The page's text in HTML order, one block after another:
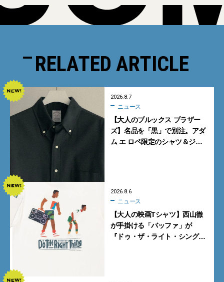
RELATED ARTICLE
2026.8.7
ニュース
【大人のブルックス ブラザー
ズ】名品を「黒」で別注。アダ
ム エ ロペ限定のシャツ＆ジャ
2026.8.6
ニュース
【大人の映画Tシャツ】西山徹
が手掛ける「バッファ」が
『ドゥ・ザ・ライト・シング』